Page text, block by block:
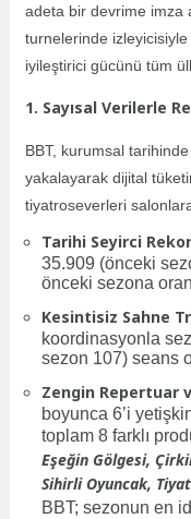
adeta bir devrime imza
turnelerinde
iyileştirici gücünü tüm
1. Sayısal Verilerle
BBT, kurumsal
yakalayarak dijital
tiyatroseverleri
Tarihi Seyirci
35.909 (önceki
önceki sezona
Kesintisiz Sahne
koordinasyonla
sezon 107) seans
Zengin Repertuar
boyunca 6’i
toplam 8 farklı
Eşeğin Gölgesi,
Sihirli Oyuncak,
BBT; sezonun en